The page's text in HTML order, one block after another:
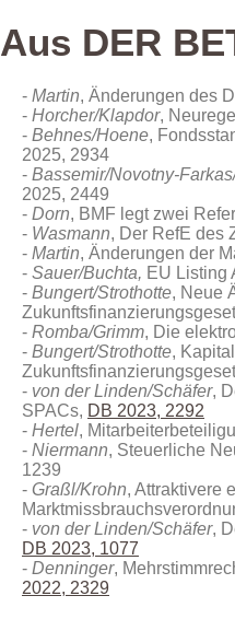
Aus DER
Martin, Änderungen des
Horcher/Klapdor,
Behnes/Hoene,
2025, 2934
Bassemir/Novotny-
2025, 2449
Dorn, BMF legt zwei
Wasmann, Der RefE des
Martin, Änderungen der
Sauer/Buchta, EU Listing
Bungert/Strothotte, Neue
Romba/Grimm, Die
Bungert/Strothotte,
von der Linden/Schäfer,
SPACs, DB 2023, 2292
Hertel,
Niermann, Steuerliche
1239
Graßl/Krohn, Attraktivere
von der Linden/Schäfer,
DB 2023, 1077
Denninger,
2022, 2329